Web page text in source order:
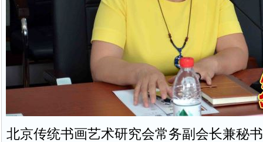
北京传统书画艺术研究会常务副会长兼秘